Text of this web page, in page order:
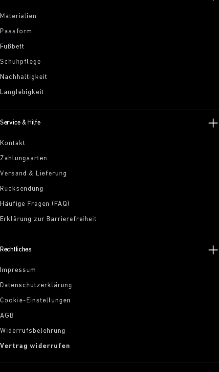
Materialien
Passform
Fußbett
Schuhpflege
Nachhaltigkeit
Langlebigkeit
Service & Hilfe
Kontakt
Zahlungsarten
Versand & Lieferung
Rücksendung
Häufige Fragen (FAQ)
Erklärung zur Barrierefreiheit
Rechtliches
Impressum
Datenschutzerklärung
Cookie-Einstellungen
AGB
Widerrufsbelehrung
Vertrag widerrufen